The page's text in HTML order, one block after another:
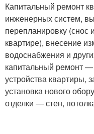
Капитальный ремонт
инженерных систем,
перепланировку (снос
квартире), внесение
водоснабжения и
капитальный ремонт —
устройства квартиры,
установка нового
отделки — стен,